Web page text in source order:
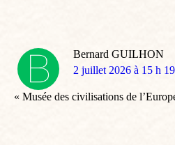
Bernard GUILHON
dit
2 juillet 2026 à 15 h
« Musée des civilisations de